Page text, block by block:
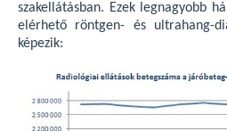
szakellátásban. Ezek legnagyobb
elérhető röntgen- és ultrahang-
képezik: